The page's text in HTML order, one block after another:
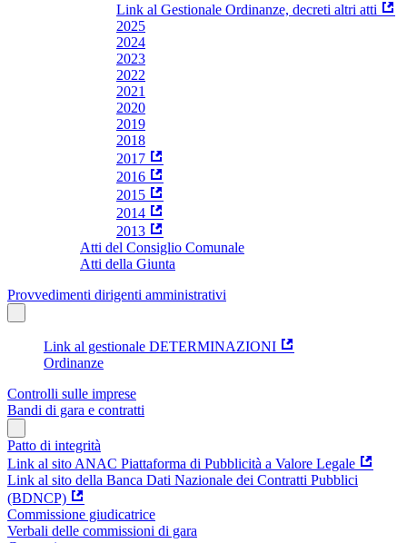
Link al Gestionale Ordinanze, decreti altri atti
2025
2024
2023
2022
2021
2020
2019
2018
2017
2016
2015
2014
2013
Atti del Consiglio Comunale
Atti della Giunta
Provvedimenti dirigenti amministrativi
Link al gestionale DETERMINAZIONI
Ordinanze
Controlli sulle imprese
Bandi di gara e contratti
Patto di integrità
Link al sito ANAC Piattaforma di Pubblicità a Valore Legale
Link al sito della Banca Dati Nazionale dei Contratti Pubblici
(BDNCP)
Commissione giudicatrice
Verbali delle commissioni di gara